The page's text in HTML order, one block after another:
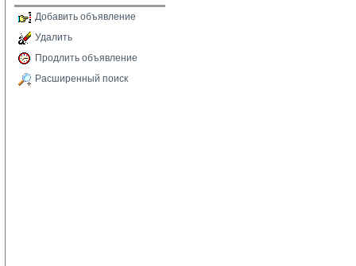
Добавить объявление
Удалить
Продлить объявление
Расширенный поиск